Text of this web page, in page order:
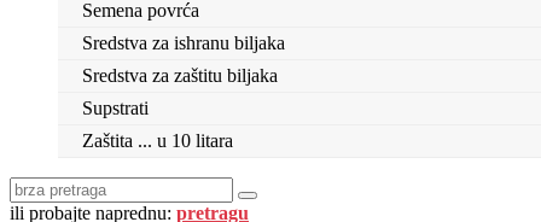
Semena povrća
Sredstva za ishranu biljaka
Sredstva za zaštitu biljaka
Supstrati
Zaštita ... u 10 litara
ili probajte naprednu: pretragu